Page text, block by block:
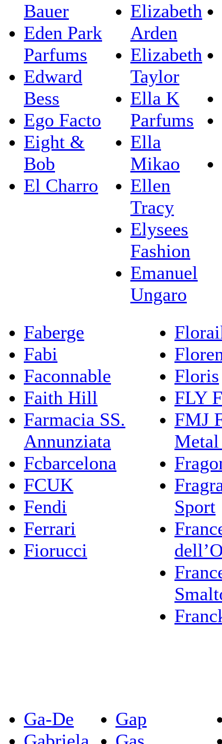
Bauer
Eden Park
Parfums
Edward
Bess
Ego Facto
Eight &
Bob
El Charro
Elizabeth
Arden
Elizabeth
Taylor
Ella K
Parfums
Ella
Mikao
Ellen
Tracy
Elysees
Fashion
Emanuel
Ungaro
Faberge
Fabi
Faconnable
Faith Hill
Farmacia SS.
Annunziata
Fcbarcelona
FCUK
Fendi
Ferrari
Fiorucci
Floris
FLY
FMJ
Metal
Sport
Ga-De
Gap